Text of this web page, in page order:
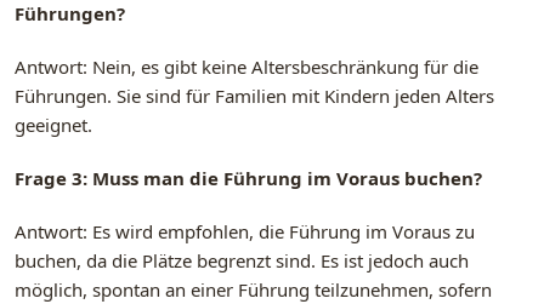
Führungen?
Antwort: Nein, es gibt keine Altersbeschränkung für die
Führungen. Sie sind für Familien mit Kindern jeden Alters
geeignet.
Frage 3: Muss man die Führung im Voraus buchen?
Antwort: Es wird empfohlen, die Führung im Voraus zu
buchen, da die Plätze begrenzt sind. Es ist jedoch auch
möglich, spontan an einer Führung teilzunehmen, sofern